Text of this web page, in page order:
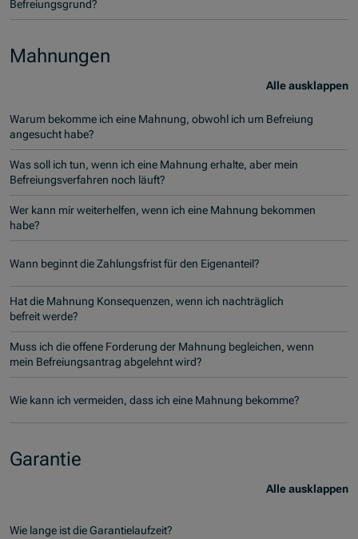
Befreiungsgrund?
Mahnungen
Alle ausklappen
Warum bekomme ich eine Mahnung, obwohl ich um Befreiung
angesucht habe?
Was soll ich tun, wenn ich eine Mahnung erhalte, aber mein
Befreiungsverfahren noch läuft?
Wer kann mir weiterhelfen, wenn ich eine Mahnung bekommen
habe?
Wann beginnt die Zahlungsfrist für den Eigenanteil?
Hat die Mahnung Konsequenzen, wenn ich nachträglich
befreit werde?
Muss ich die offene Forderung der Mahnung begleichen, wenn
mein Befreiungsantrag abgelehnt wird?
Wie kann ich vermeiden, dass ich eine Mahnung bekomme?
Garantie
Alle ausklappen
Wie lange ist die Garantielaufzeit?